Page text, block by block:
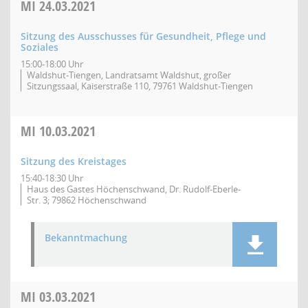
MI 24.03.2021
Sitzung des Ausschusses für Gesundheit, Pflege und
Soziales
15:00-18:00 Uhr
Waldshut-Tiengen, Landratsamt Waldshut, großer
Sitzungssaal, Kaiserstraße 110, 79761 Waldshut-Tiengen
MI 10.03.2021
Sitzung des Kreistages
15:40-18:30 Uhr
Haus des Gastes Höchenschwand, Dr. Rudolf-Eberle-
Str. 3; 79862 Höchenschwand
Bekanntmachung
MI 03.03.2021